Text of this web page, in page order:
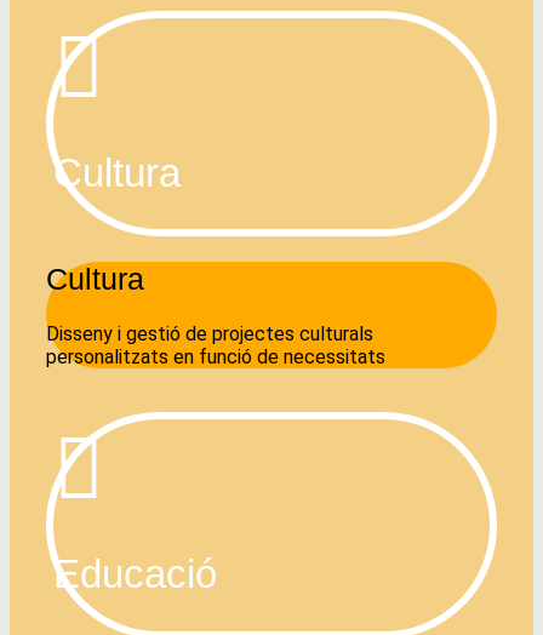
Cultura
Cultura
Disseny i gestió de projectes culturals
personalitzats en funció de necessitats
Educació